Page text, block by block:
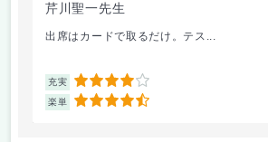
芹川聖一先生
出席はカードで取るだけ。テス...
充実 4
楽単 4.5